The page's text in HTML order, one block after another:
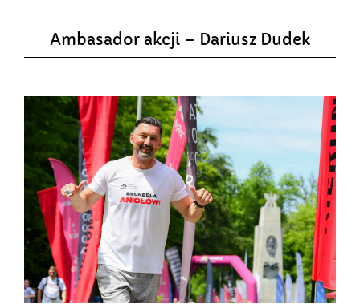
Ambasador akcji – Dariusz Dudek